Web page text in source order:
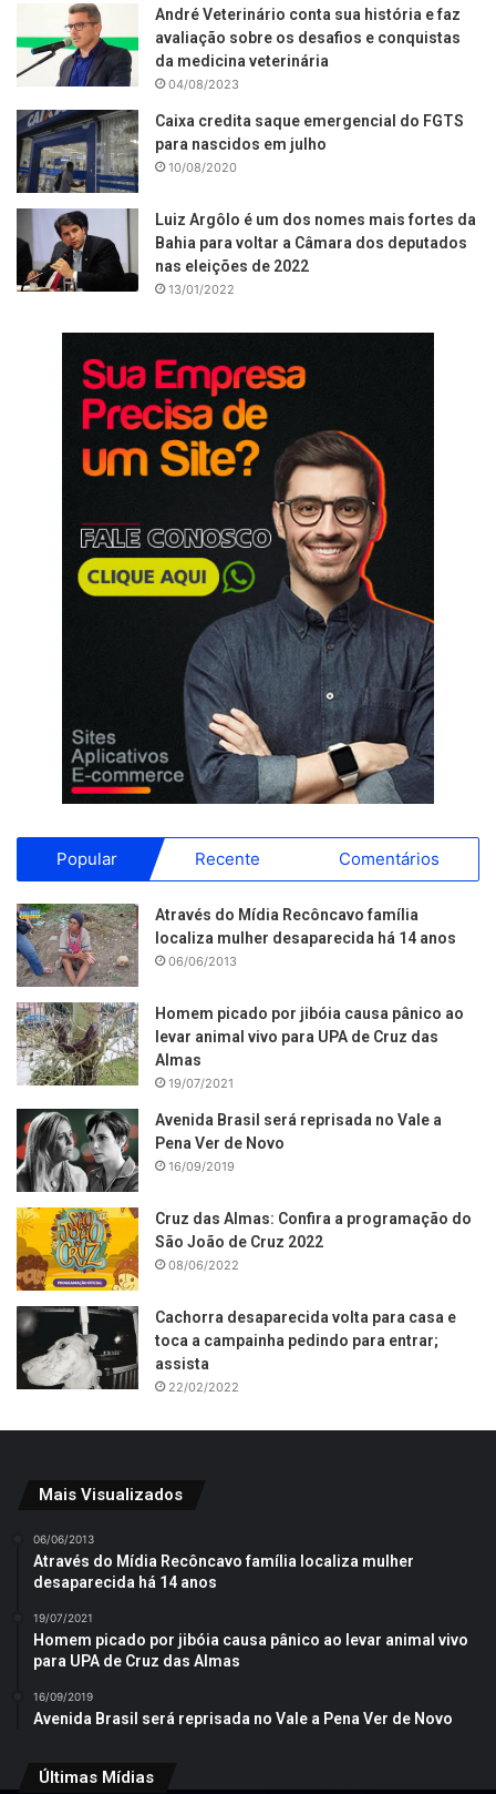
André Veterinário conta sua história e faz
avaliação sobre os desafios e conquistas
da medicina veterinária
04/08/2023
Caixa credita saque emergencial do FGTS
para nascidos em julho
10/08/2020
Luiz Argôlo é um dos nomes mais fortes da
Bahia para voltar a Câmara dos deputados
nas eleições de 2022
13/01/2022
Popular Recente Comentários
Através do Mídia Recôncavo família
localiza mulher desaparecida há 14 anos
06/06/2013
Homem picado por jibóia causa pânico ao
levar animal vivo para UPA de Cruz das
Almas
19/07/2021
Avenida Brasil será reprisada no Vale a
Pena Ver de Novo
16/09/2019
Cruz das Almas: Confira a programação do
São João de Cruz 2022
08/06/2022
Cachorra desaparecida volta para casa e
toca a campainha pedindo para entrar;
assista
22/02/2022
Mais Visualizados
06/06/2013
Através do Mídia Recôncavo família localiza mulher
desaparecida há 14 anos
19/07/2021
Homem picado por jibóia causa pânico ao levar animal vivo
para UPA de Cruz das Almas
16/09/2019
Avenida Brasil será reprisada no Vale a Pena Ver de Novo
Últimas Mídias